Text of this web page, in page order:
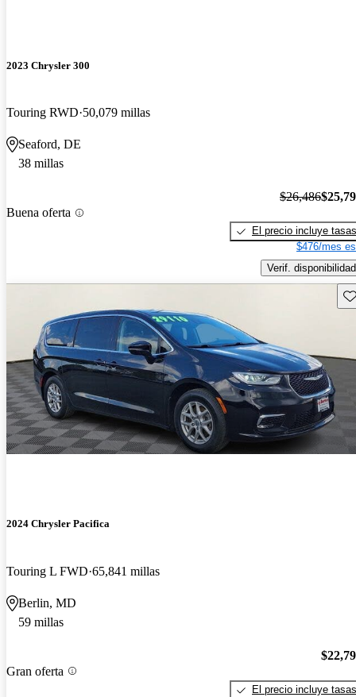
2023 Chrysler 300
Touring RWD 50,079 millas
Seaford, DE
38 millas
Buena oferta
$26,486
El precio incluye tasas
$476/mes
Verif. disponibilidad
2024 Chrysler Pacifica
Touring L FWD 65,841 millas
Berlin, MD
59 millas
Gran oferta
El precio incluye tasas